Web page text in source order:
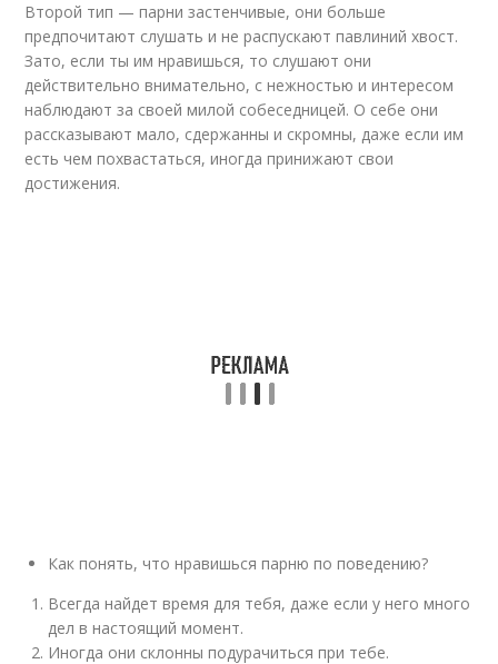
Второй тип — парни застенчивые, они больше
предпочитают слушать и не распускают павлиний хвост.
Зато, если ты им нравишься, то слушают они
действительно внимательно, с нежностью и интересом
наблюдают за своей милой собеседницей. О себе они
рассказывают мало, сдержанны и скромны, даже если им
есть чем похвастаться, иногда принижают свои
достижения.
Как понять, что нравишься парню по поведению?
Всегда найдет время для тебя, даже если у него много
дел в настоящий момент.
Иногда они склонны подурачиться при тебе.